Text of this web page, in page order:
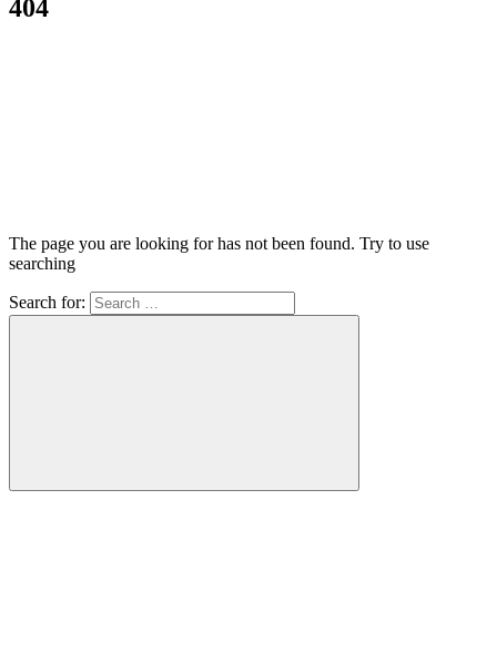
404
The page you are looking for has not been found. Try to use
searching
Search for: